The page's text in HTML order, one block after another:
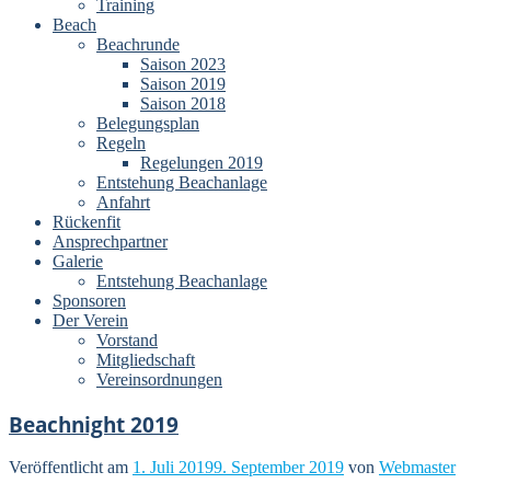
Training
Beach
Beachrunde
Saison 2023
Saison 2019
Saison 2018
Belegungsplan
Regeln
Regelungen 2019
Entstehung Beachanlage
Anfahrt
Rückenfit
Ansprechpartner
Galerie
Entstehung Beachanlage
Sponsoren
Der Verein
Vorstand
Mitgliedschaft
Vereinsordnungen
Beachnight 2019
Veröffentlicht am 1. Juli 20199. September 2019 von Webmaster